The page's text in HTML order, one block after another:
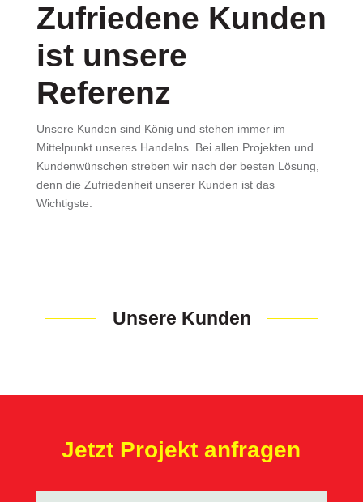
Zufriedene Kunden
ist unsere
Referenz
Unsere Kunden sind König und stehen immer im
Mittelpunkt unseres Handelns. Bei allen Projekten und
Kundenwünschen streben wir nach der besten Lösung,
denn die Zufriedenheit unserer Kunden ist das
Wichtigste.
Unsere Kunden
Jetzt Projekt anfragen